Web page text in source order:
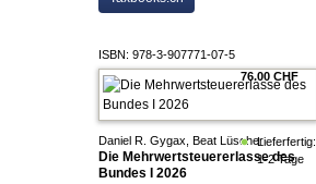
ISBN: 978-3-907771-07-5
76.00 CHF
Lieferfertig:
1-2 Tage
Daniel R. Gygax, Beat Lüscher
Die Mehrwertsteuererlasse des
Bundes I 2026